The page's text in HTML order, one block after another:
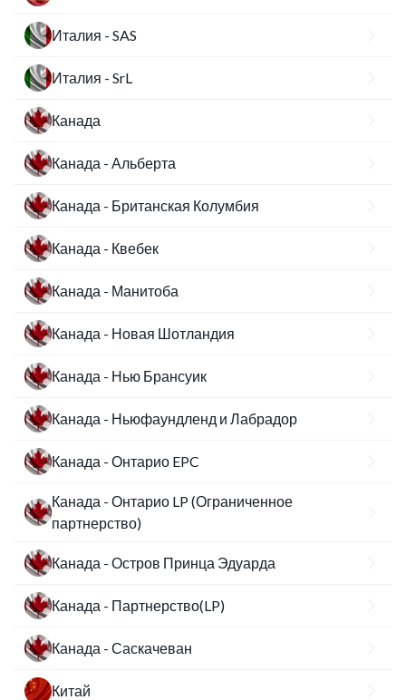
Италия - SAS
Италия - SrL
Канада
Канада - Альберта
Канада - Британская Колумбия
Канада - Квебек
Канада - Манитоба
Канада - Новая Шотландия
Канада - Нью Брансуик
Канада - Ньюфаундленд и Лабрадор
Канада - Онтарио EPC
Канада - Онтарио LP (Ограниченное
партнерство)
Канада - Остров Принца Эдуарда
Канада - Партнерство(LP)
Канада - Саскачеван
Китай